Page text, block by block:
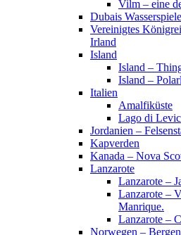
Vilm – eine
Dubais
Vereinigtes
Irland
Island
Island –
Island –
Italien
Amalfiküste
Lago di
Jordanien –
Kapverden
Kanada – Nova
Lanzarote
Lanzarote –
Lanzarote –
Manrique.
Lanzarote –
Norwegen –